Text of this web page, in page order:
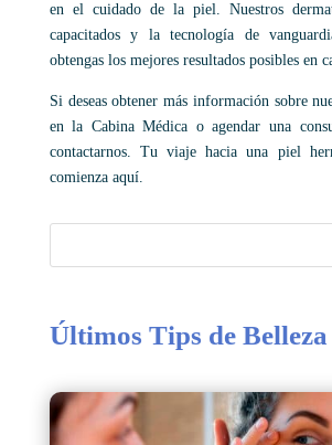
en el cuidado de la piel. Nuestros
capacitados y la tecnología de
obtengas los mejores resultados posibles en
Si deseas obtener más información sobre
en la Cabina Médica o agendar una
contactarnos. Tu viaje hacia una piel
comienza aquí.
Últimos Tips de Belleza